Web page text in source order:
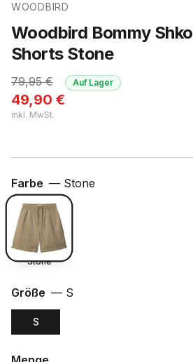
WOODBIRD
Woodbird Bommy Shko
Shorts Stone
79,95€
49,90 €
inkl. MwSt.
Auf Lager
Farbe — Stone
Stone
Größe — S
S